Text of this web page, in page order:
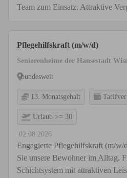
Team zum Einsatz. Attraktive
Pflegehilfskraft (m/w/d)
Seniorenheime der Hansestadt
bundesweit
13. Monatsgehalt
Urlaub >= 30
02.08.2026
Engagierte Pflegehilfskraft (m/w/
Sie unsere Bewohner im Alltag.
Schichtsystem mit attraktiven